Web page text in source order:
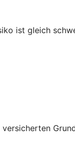
ist gleich